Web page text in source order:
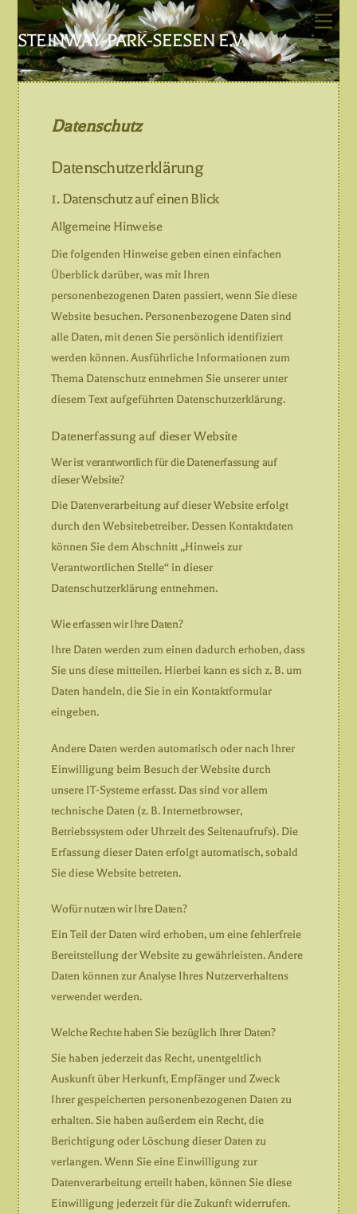
contentSTEINWAY-PARK-SEESEN E.V.
Datenschutz
Datenschutz­erklärung
1. Datenschutz auf einen Blick
Allgemeine Hinweise
Die folgenden Hinweise geben einen einfachen
Überblick darüber, was mit Ihren
personenbezogenen Daten passiert, wenn Sie diese
Website besuchen. Personenbezogene Daten sind
alle Daten, mit denen Sie persönlich identifiziert
werden können. Ausführliche Informationen zum
Thema Datenschutz entnehmen Sie unserer unter
diesem Text aufgeführten Datenschutzerklärung.
Datenerfassung auf dieser Website
Wer ist verantwortlich für die Datenerfassung auf
dieser Website?
Die Datenverarbeitung auf dieser Website erfolgt
durch den Websitebetreiber. Dessen Kontaktdaten
können Sie dem Abschnitt „Hinweis zur
Verantwortlichen Stelle“ in dieser
Datenschutzerklärung entnehmen.
Wie erfassen wir Ihre Daten?
Ihre Daten werden zum einen dadurch erhoben, dass
Sie uns diese mitteilen. Hierbei kann es sich z. B. um
Daten handeln, die Sie in ein Kontaktformular
eingeben.
Andere Daten werden automatisch oder nach Ihrer
Einwilligung beim Besuch der Website durch
unsere IT-Systeme erfasst. Das sind vor allem
technische Daten (z. B. Internetbrowser,
Betriebssystem oder Uhrzeit des Seitenaufrufs). Die
Erfassung dieser Daten erfolgt automatisch, sobald
Sie diese Website betreten.
Wofür nutzen wir Ihre Daten?
Ein Teil der Daten wird erhoben, um eine fehlerfreie
Bereitstellung der Website zu gewährleisten. Andere
Daten können zur Analyse Ihres Nutzerverhaltens
verwendet werden.
Welche Rechte haben Sie bezüglich Ihrer Daten?
Sie haben jederzeit das Recht, unentgeltlich
Auskunft über Herkunft, Empfänger und Zweck
Ihrer gespeicherten personenbezogenen Daten zu
erhalten. Sie haben außerdem ein Recht, die
Berichtigung oder Löschung dieser Daten zu
verlangen. Wenn Sie eine Einwilligung zur
Datenverarbeitung erteilt haben, können Sie diese
Einwilligung jederzeit für die Zukunft widerrufen.